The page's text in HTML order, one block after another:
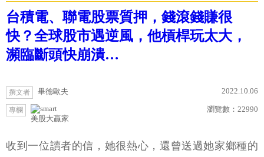
台積電、聯電股票質押，錢滾錢賺很
快？全球股市遇逆風，他槓桿玩太大，
瀕臨斷頭快崩潰…
撰文者 畢德歐夫 2022.10.06
專欄
美股大贏家
瀏覽數： 22990
收到一位讀者的信，她很熱心，還曾送過她家鄉種的